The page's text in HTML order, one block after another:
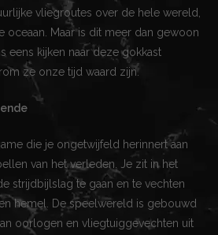
vliegroutes over de hele wereld,
oceaan. Maar is dit meer dan gewoon
eens kijken naar deze gokkast
ze onze tijd waard zijn.
die je ongetwijfeld herinnert aan
van het verleden. Je zit in het
strijdbijlslag te gaan en te vechten
hemel. De speelwereld is gebouwd
oorlogen en vliegtuiggevechten uit